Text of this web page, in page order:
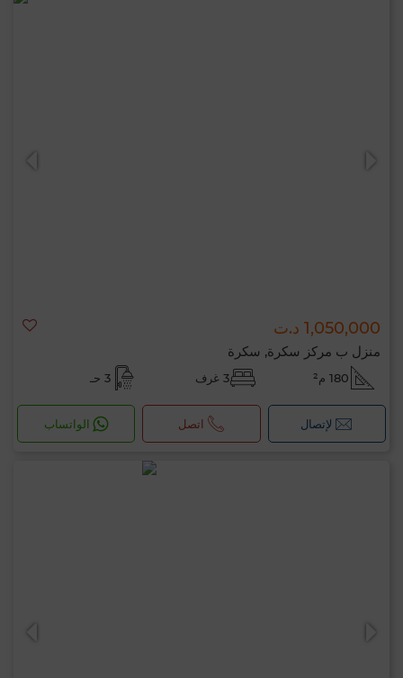
1,050,000 د.ت
منزل ب مركز سكرة, سكرة
180 م² 3 غرف 3 حـ
لإتصال اتصل الواتساب